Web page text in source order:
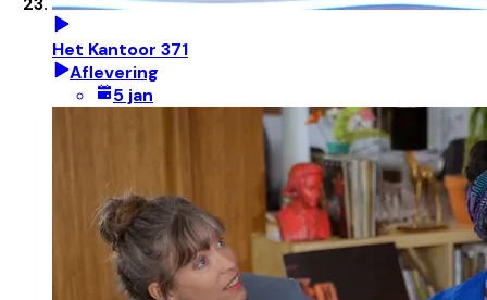
Het Kantoor 371
Aflevering
5 jan